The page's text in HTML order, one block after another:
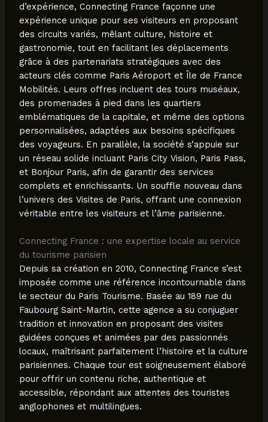
d’expérience, Connecting France façonne une
expérience unique pour ses visiteurs en proposant
des circuits variés, mêlant culture, histoire et
gastronomie, tout en facilitant les déplacements
grâce à des partenariats stratégiques avec des
acteurs clés comme Paris Aéroport et Île de France
Mobilités. Leurs offres incluent des tours muséaux,
des promenades à pied dans les quartiers
emblématiques de la capitale, et même des options
personnalisées, adaptées aux besoins spécifiques
des voyageurs. En parallèle, la société s’appuie sur
un réseau solide incluant Paris City Vision, Paris Pass,
et Bonjour Paris, afin de garantir des services
complets et enrichissants. Un souffle nouveau dans
l’univers des Visites de Paris, offrant une connexion
véritable entre les visiteurs et l’âme parisienne.
Connecting France : une expertise locale au service
du tourisme parisien
Depuis sa création en 2010, Connecting France s’est
imposée comme une référence incontournable dans
le secteur du Paris Tourisme. Basée au 189 rue du
Faubourg Saint-Martin, cette agence a su conjuguer
tradition et innovation en proposant des visites
guidées conçues et animées par des passionnés
locaux, maîtrisant parfaitement l’histoire et la culture
parisiennes. Chaque tour est soigneusement élaboré
pour offrir un contenu riche, authentique et
accessible, répondant aux attentes des touristes
anglophones et multilingues.